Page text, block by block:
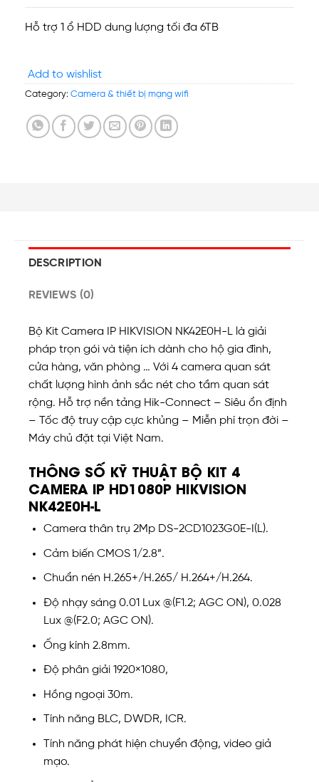
Hỗ trợ 1 ổ HDD dung lượng tối đa 6TB
Add to wishlist
Category: Camera & thiết bị mạng wifi
DESCRIPTION
REVIEWS (0)
Bộ Kit Camera IP HIKVISION NK42E0H-L là giải
pháp trọn gói và tiện ích dành cho hộ gia đình,
cửa hàng, văn phòng … Với 4 camera quan sát
chất lượng hình ảnh sắc nét cho tầm quan sát
rộng. Hỗ trợ nền tảng Hik-Connect – Siêu ổn định
– Tốc độ truy cập cực khủng – Miễn phí trọn đời –
Máy chủ đặt tại Việt Nam.
THÔNG SỐ KỸ THUẬT BỘ KIT 4
CAMERA IP HD1080P HIKVISION
NK42E0H-L
Camera thân trụ 2Mp DS-2CD1023G0E-I(L).
Cảm biến CMOS 1/2.8”.
Chuẩn nén H.265+/H.265/ H.264+/H.264.
Độ nhạy sáng 0.01 Lux @(F1.2; AGC ON), 0.028
Lux @(F2.0; AGC ON).
Ống kính 2.8mm.
Độ phân giải 1920×1080,
Hồng ngoại 30m.
Tính năng BLC, DWDR, ICR.
Tính năng phát hiện chuyển động, video giả
mạo.